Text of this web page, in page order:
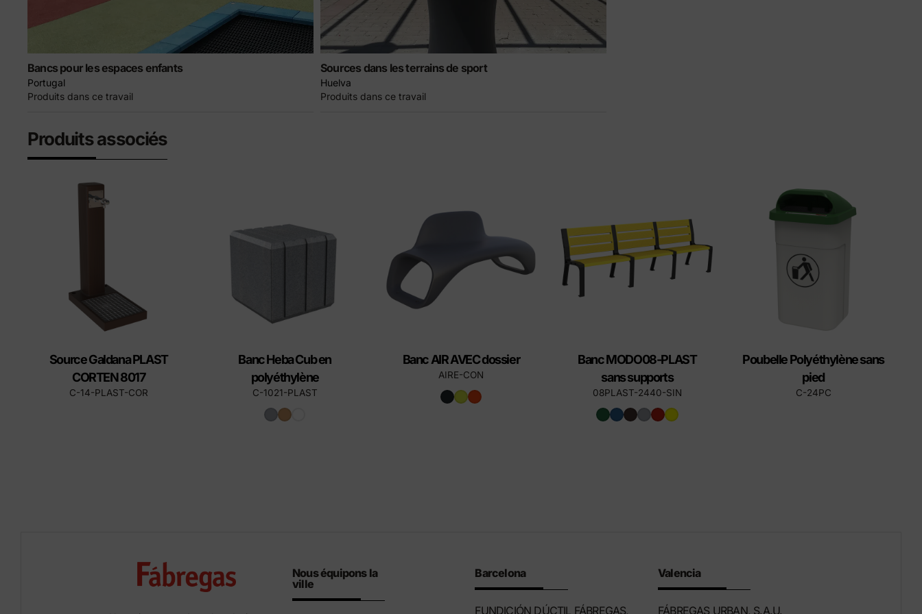
Bancs pour les espaces enfants
Portugal
Produits dans ce travail
Sources dans les terrains de sport
Huelva
Produits dans ce travail
Produits associés
Source Galdana PLAST
CORTEN 8017
C-14-PLAST-COR
Banc Heba Cub en
polyéthylène
C-1021-PLAST
Banc AIR AVEC dossier
AIRE-CON
Banc MODO08-PLAST
sans supports
08PLAST-2440-SIN
Poubelle Polyéthylène sans
pied
C-24PC
Nous équipons la
ville
Barcelona
FUNDICIÓN DÚCTIL FÁBREGAS,
Valencia
FÁBREGAS URBAN, S.A.U.